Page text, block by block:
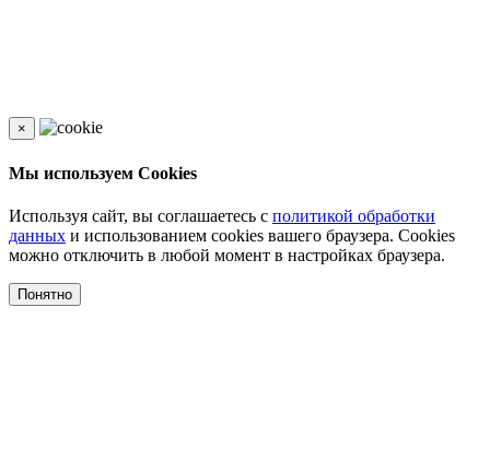
×
Мы используем Cookies
Используя сайт, вы соглашаетесь с политикой обработки
данных и использованием cookies вашего браузера. Cookies
можно отключить в любой момент в настройках браузера.
Понятно